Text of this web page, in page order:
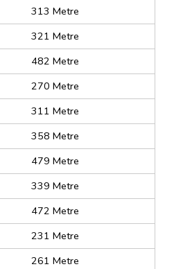
313 Metre
321 Metre
482 Metre
270 Metre
311 Metre
358 Metre
479 Metre
339 Metre
472 Metre
231 Metre
261 Metre